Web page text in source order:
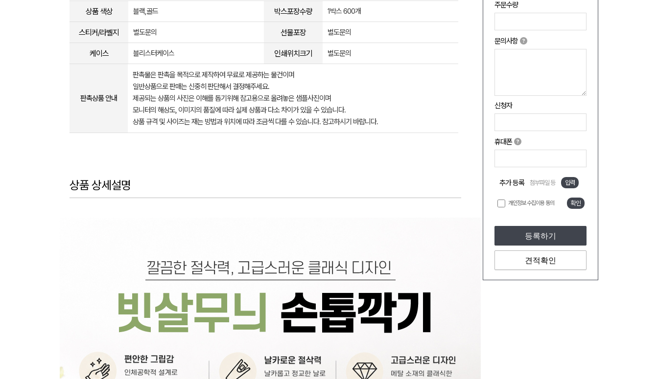
주문수량
문의사항
신청자
휴대폰
추가 등록 첨부파일 등 입력
개인정보 수집이용 동의 확인
등록하기
견적확인
상품 색상 블랙,골드 박스포장수량 1박스 600개
스티커/라벨지 별도문의 선물포장 별도문의
케이스 블리스터케이스 인쇄위치크기 별도문의
판촉상품 안내
판촉물은 판촉을 목적으로 제작하여 무료로 제공하는 물건이며
일반상품으로 판매는 신중히 판단해서 결정해주세요.
제공되는 상품의 사진은 이해를 돕기위해 참고용으로 올려놓은 샘플사진이며
모니터의 해상도, 이미지의 품질에 따라 실제 상품과 다소 차이가 있을 수 있습니다.
상품 규격 및 사이즈는 재는 방법과 위치에 따라 조금씩 다를 수 있습니다. 참고하시기 바랍니다.
상품 상세설명